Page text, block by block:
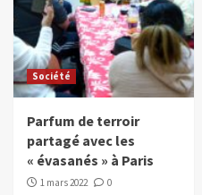
Société
Parfum de terroir
partagé avec les
« évasanés » à Paris
1 mars 2022 0